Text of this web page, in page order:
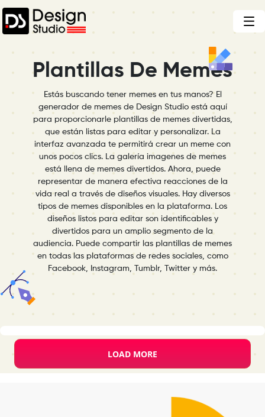
Plantillas De Memes
Estás buscando tener memes en tus manos? El
generador de memes de Design Studio está aquí
para proporcionarle plantillas de memes divertidas,
que están listas para editar y personalizar. La
interfaz avanzada te permitirá crear un meme con
unos pocos clics. La galería imagenes de memes
está llena de memes divertidos. Ahora, puede
representar de manera efectiva reacciones de la
vida real a través de diseños visuales. Hay diversos
tipos de memes disponibles en la plataforma. Los
diseños listos para editar son identificables y
divertidos para un amplio segmento de la
audiencia. Puede compartir las plantillas de memes
en todas las plataformas de redes sociales, como
Facebook, Instagram, Tumblr, Twitter y más.
Meme Templates
LOAD MORE